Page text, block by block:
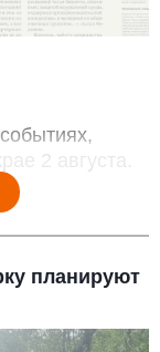
2 августа.
планируют